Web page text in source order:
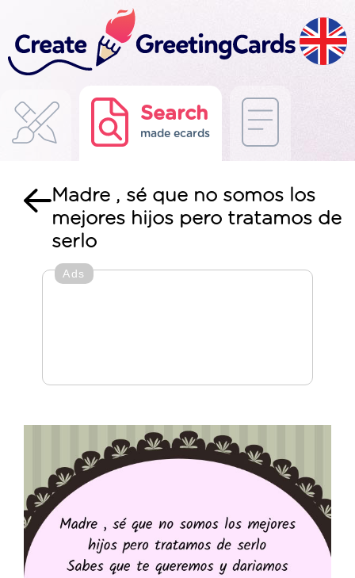
Search
made ecards
Madre , sé que no somos los
mejores hijos pero tratamos de
serlo
Ads